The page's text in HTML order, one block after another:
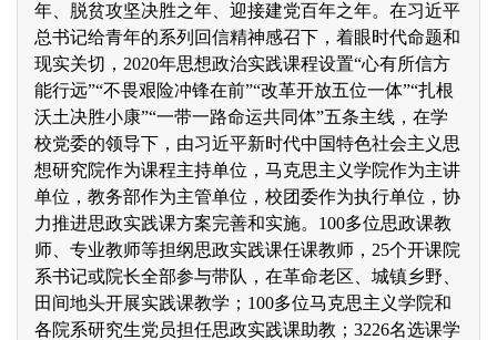
年、脱贫攻坚决胜之年、迎接建党百年之年。在习近平
总书记给青年的系列回信精神感召下，着眼时代命题和
现实关切，2020年思想政治实践课程设置“心有所信方
能行远”“不畏艰险冲锋在前”“改革开放五位一体”“扎根
沃土决胜小康”“一带一路命运共同体”五条主线，在学
校党委的领导下，由习近平新时代中国特色社会主义思
想研究院作为课程主持单位，马克思主义学院作为主讲
单位，教务部作为主管单位，校团委作为执行单位，协
力推进思政实践课方案完善和实施。100多位思政课教
师、专业教师等担纲思政实践课任课教师，25个开课院
系书记或院长全部参与带队，在革命老区、城镇乡野、
田间地头开展实践课教学；100多位马克思主义学院和
各院系研究生党员担任思政实践课助教；3226名选课学